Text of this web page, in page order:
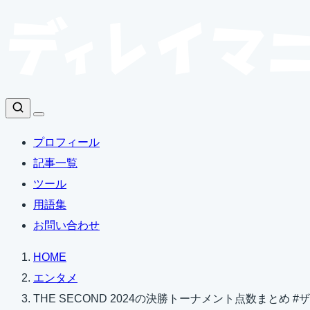
ツ
検
プロフィール
記事一覧
ツール
用語集
お問い合わせ
HOME
エンタメ
THE SECOND 2024の決勝トーナメント点数まとめ #